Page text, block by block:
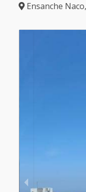
Ensanche Naco,